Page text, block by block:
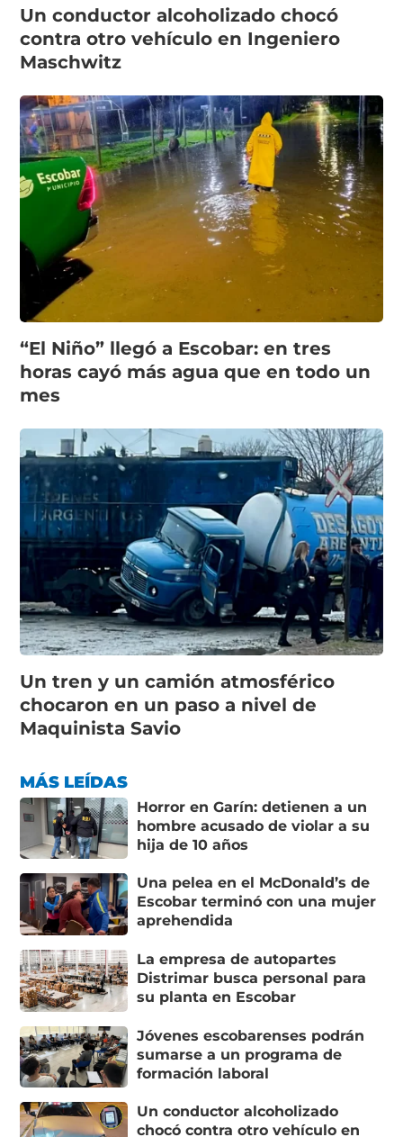
Un conductor alcoholizado chocó
contra otro vehículo en Ingeniero
Maschwitz
“El Niño” llegó a Escobar: en tres
horas cayó más agua que en todo un
mes
Un tren y un camión atmosférico
chocaron en un paso a nivel de
Maquinista Savio
MÁS LEÍDAS
Horror en Garín: detienen a un
hombre acusado de violar a su
hija de 10 años
Una pelea en el McDonald’s de
Escobar terminó con una mujer
aprehendida
La empresa de autopartes
Distrimar busca personal para
su planta en Escobar
Jóvenes escobarenses podrán
sumarse a un programa de
formación laboral
Un conductor alcoholizado
chocó contra otro vehículo en